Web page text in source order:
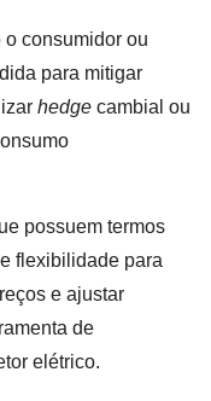
consumidor ou
para mitigar
hedge cambial ou
possuem termos
flexibilidade para
e ajustar
de
elétrico.